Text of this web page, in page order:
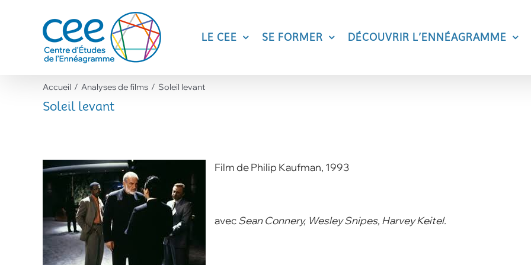
LE CEE SE FORMER DÉCOUVRIR L’ENNÉAGRAMME
Accueil Analyses de films Soleil levant
Soleil levant
Film de Philip Kaufman, 1993
avecSean Connery, Wesley Snipes, Harvey Keitel.